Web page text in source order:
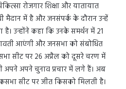
रोजगार शिक्षा और यातायात
मैदान में है और जनसंपर्क के दौरान उन्हें
है। उन्होंने कहा कि उनके समर्थन में 21
आएंगी और जनसभा को संबोधित
सीट पर 26 अप्रैल को दूसरे चरण में
अपने अपने चुनाव प्रचार में लगे हैं। अब
सीट पर जीत किसको मिलती है।